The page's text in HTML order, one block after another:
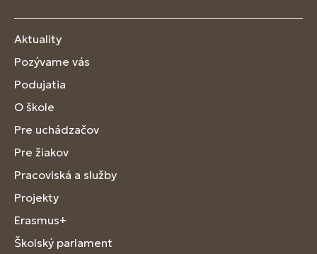
Aktuality
Pozývame vás
Podujatia
O škole
Pre uchádzačov
Pre žiakov
Pracoviská a služby
Projekty
Erasmus+
Školský parlament